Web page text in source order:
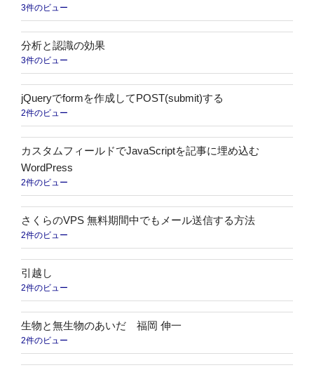
3件のビュー
分析と認識の効果
3件のビュー
jQueryでformを作成してPOST(submit)する
2件のビュー
カスタムフィールドでJavaScriptを記事に埋め込む
WordPress
2件のビュー
さくらのVPS 無料期間中でもメール送信する方法
2件のビュー
引越し
2件のビュー
生物と無生物のあいだ 福岡 伸一
2件のビュー